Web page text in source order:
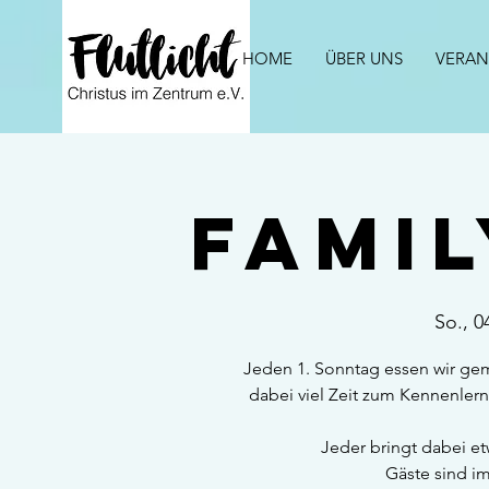
HOME ÜBER UNS
So.,
Jeden 1. Sonntag essen wir
dabei viel Zeit zum
Jeder bringt dabei
Gäste sind